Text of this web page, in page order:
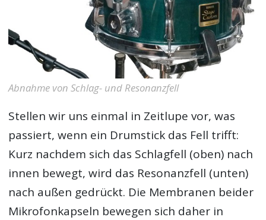
Abnahme von Schlag- und Resonanzfell
Stellen wir uns einmal in Zeitlupe vor, was
passiert, wenn ein Drumstick das Fell trifft:
Kurz nachdem sich das Schlagfell (oben) nach
innen bewegt, wird das Resonanzfell (unten)
nach außen gedrückt. Die Membranen beider
Mikrofonkapseln bewegen sich daher in